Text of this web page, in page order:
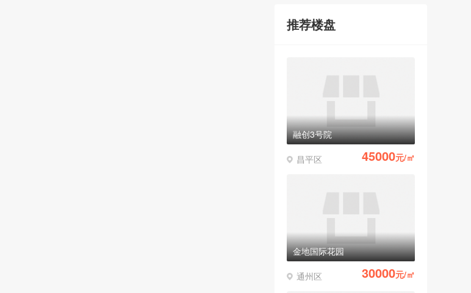
推荐楼盘
融创3号院
昌平区 45000元/㎡
金地国际花园
通州区 30000元/㎡